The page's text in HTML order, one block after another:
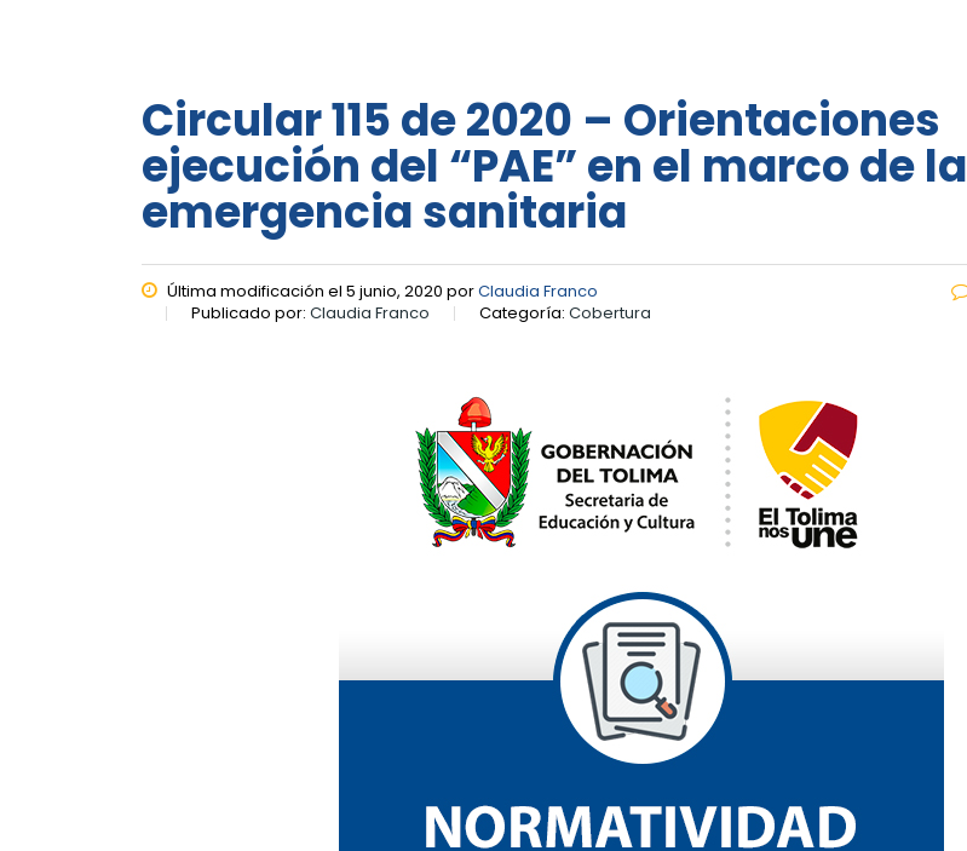
Circular 115 de 2020 – Orientaciones
ejecución del “PAE” en el marco de la
emergencia sanitaria
Última modificación el 5 junio, 2020 porClaudia Franco
Publicado por: Claudia Franco Categoría: Cobertura